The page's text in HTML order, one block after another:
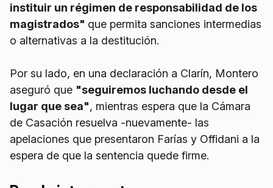
instituir un régimen de responsabilidad de los
magistrados" que permita sanciones intermedias
o alternativas a la destitución.
Por su lado, en una declaración a Clarín, Montero
aseguró que "seguiremos luchando desde el
lugar que sea", mientras espera que la Cámara
de Casación resuelva -nuevamente- las
apelaciones que presentaron Farías y Offidani a la
espera de que la sentencia quede firme.